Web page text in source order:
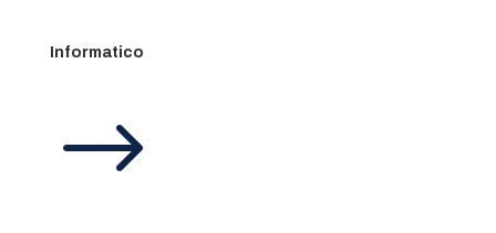
Informatico
$